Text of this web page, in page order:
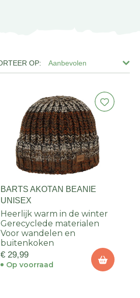
Aanbevolen
BARTS AKOTAN BEANIE
UNISEX
Heerlijk warm in de winter
Gerecyclede materialen
Voor wandelen en
buitenkoken
€ 29,99
Op voorraad